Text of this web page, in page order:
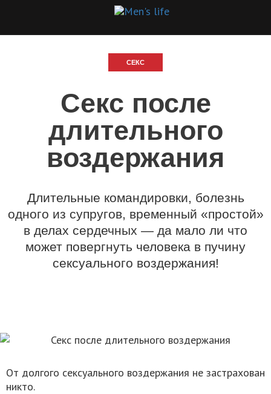
СЕКС
Секс после
длительного
воздержания
Длительные командировки, болезнь
одного из супругов, временный «простой»
в делах сердечных — да мало ли что
может повергнуть человека в пучину
сексуального воздержания!
От долгого сексуального воздержания не застрахован
никто.